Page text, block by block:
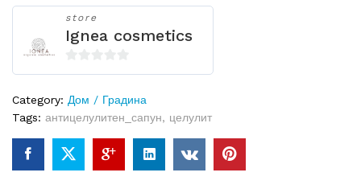
store
Ignea cosmetics
0
u
t
o
f
Category: Дом / Градина
Tags: антицелулитен_сапун, целулит